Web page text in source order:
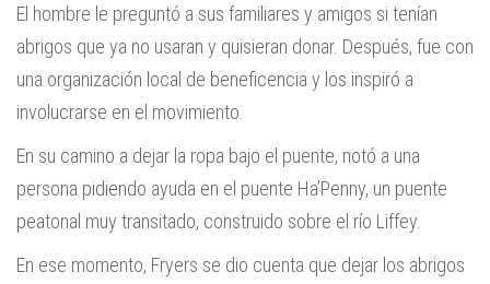
El hombre le preguntó a sus familiares y amigos si tenían
abrigos que ya no usaran y quisieran donar. Después, fue con
una organización local de beneficencia y los inspiró a
involucrarse en el movimiento.
En su camino a dejar la ropa bajo el puente, notó a una
persona pidiendo ayuda en el puente Ha’Penny, un puente
peatonal muy transitado, construido sobre el río Liffey.
En ese momento, Fryers se dio cuenta que dejar los abrigos